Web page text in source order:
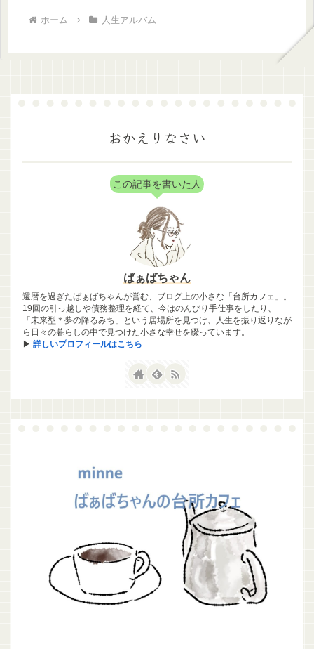
ホーム 人生アルバム
おかえりなさい
この記事を書いた人
ばぁばちゃん
還暦を過ぎたばぁばちゃんが営む、ブログ上の小さな「台所カフェ」。
19回の引っ越しや債務整理を経て、今はのんびり手仕事をしたり、
「未来型＊夢の降るみち」という居場所を見つけ、人生を振り返りなが
ら日々の暮らしの中で見つけた小さな幸せを綴っています。
▶ 詳しいプロフィールはこちら